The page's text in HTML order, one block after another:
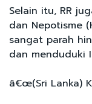
Selain itu, RR
dan Nepotisme
sangat parah
dan menduduki
â€œ(Sri Lanka)